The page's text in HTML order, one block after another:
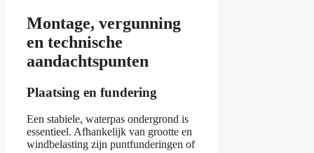
Montage, vergunning
en technische
aandachtspunten
Plaatsing en fundering
Een stabiele, waterpas ondergrond is
essentieel. Afhankelijk van grootte en
windbelasting zijn puntfunderingen of